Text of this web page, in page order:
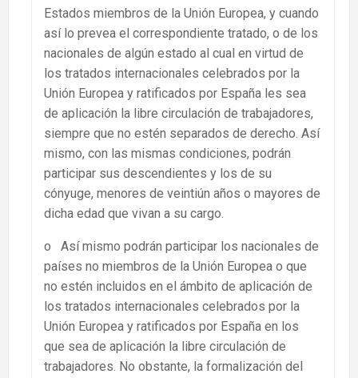
Estados miembros de la Unión Europea, y cuando
así lo prevea el correspondiente tratado, o de los
nacionales de algún estado al cual en virtud de
los tratados internacionales celebrados por la
Unión Europea y ratificados por España les sea
de aplicación la libre circulación de trabajadores,
siempre que no estén separados de derecho. Así
mismo, con las mismas condiciones, podrán
participar sus descendientes y los de su
cónyuge, menores de veintiún años o mayores de
dicha edad que vivan a su cargo.
o Así mismo podrán participar los nacionales de
países no miembros de la Unión Europea o que
no estén incluidos en el ámbito de aplicación de
los tratados internacionales celebrados por la
Unión Europea y ratificados por España en los
que sea de aplicación la libre circulación de
trabajadores. No obstante, la formalización del